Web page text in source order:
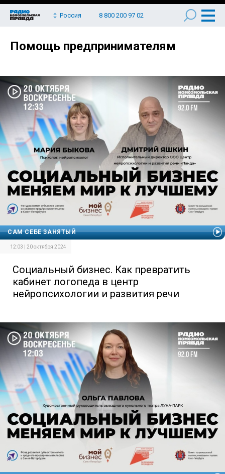
Россия 8 800 200 97 02
Помощь предпринимателям
САМ СЕБЕ ЗАНЯТЫЙ
12:03 | 20 октября 2024
Социальный бизнес. Как превратить
кабинет логопеда в центр
нейропсихологии и развития речи